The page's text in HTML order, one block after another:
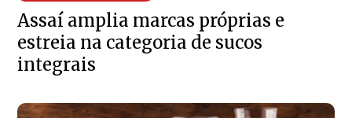
Assaí amplia marcas próprias e
estreia na categoria de sucos
integrais